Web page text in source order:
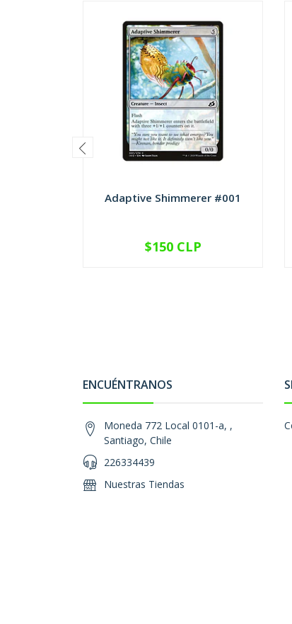
Adaptive Shimmerer #001
VER OPCIONES
$150 CLP
ENCUÉNTRANOS
Moneda 772 Local 0101-a, ,
Santiago, Chile
226334439
Nuestras Tiendas